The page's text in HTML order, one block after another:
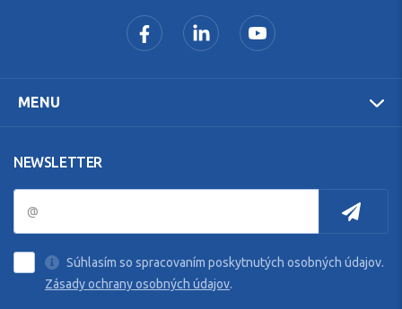
MENU
NEWSLETTER
Súhlasím so spracovaním poskytnutých osobných údajov.
Zásady ochrany osobných údajov.